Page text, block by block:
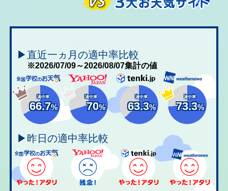
▶直近一ヵ月の適中率比較
※2026/07/09～2026/08/07集計の値
適中率
66.7%
適中率
70%
適中率
63.3%
適中率
73.3%
▶昨日の適中率比較